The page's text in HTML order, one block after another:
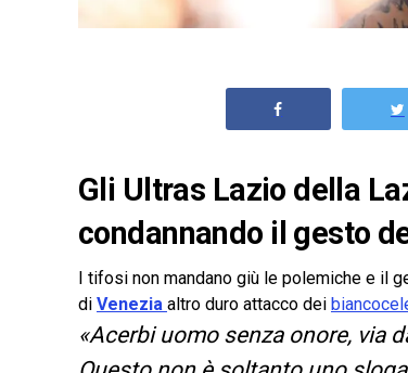
Gli Ultras Lazio della
condannando il gesto
I tifosi non mandano giù le polemiche e il
di Venezia altro duro attacco dei
«Acerbi uomo senza onore, via